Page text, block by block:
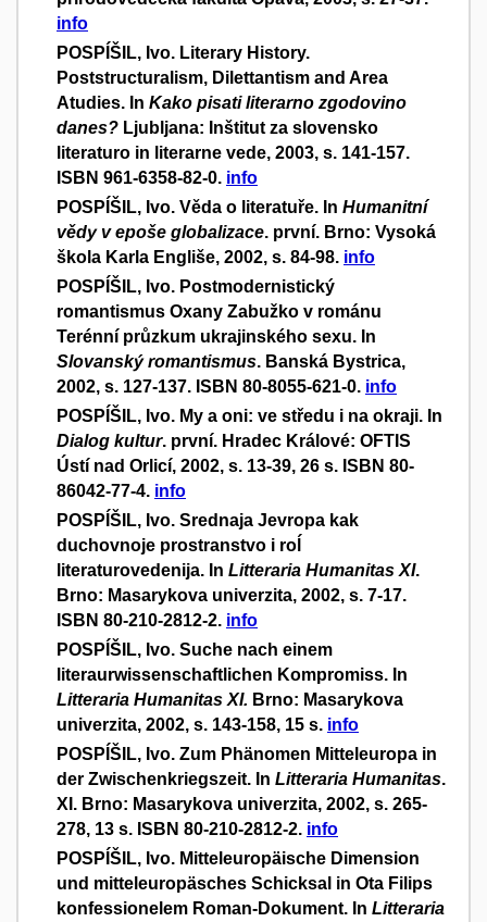
info
POSPÍŠIL, Ivo. Literary History.
Poststructuralism, Dilettantism and Area
Atudies. In Kako pisati literarno zgodovino
danes? Ljubljana: Inštitut za slovensko
literaturo in literarne vede, 2003, s. 141-157.
ISBN 961-6358-82-0. info
POSPÍŠIL, Ivo. Věda o literatuře. In Humanitní
vědy v epoše globalizace. první. Brno: Vysoká
škola Karla Engliše, 2002, s. 84-98. info
POSPÍŠIL, Ivo. Postmodernistický
romantismus Oxany Zabužko v románu
Terénní průzkum ukrajinského sexu. In
Slovanský romantismus. Banská Bystrica,
2002, s. 127-137. ISBN 80-8055-621-0. info
POSPÍŠIL, Ivo. My a oni: ve středu i na okraji. In
Dialog kultur. první. Hradec Králové: OFTIS
Ústí nad Orlicí, 2002, s. 13-39, 26 s. ISBN 80-
86042-77-4. info
POSPÍŠIL, Ivo. Srednaja Jevropa kak
duchovnoje prostranstvo i roĺ
literaturovedenija. In Litteraria Humanitas XI.
Brno: Masarykova univerzita, 2002, s. 7-17.
ISBN 80-210-2812-2. info
POSPÍŠIL, Ivo. Suche nach einem
literaurwissenschaftlichen Kompromiss. In
Litteraria Humanitas XI. Brno: Masarykova
univerzita, 2002, s. 143-158, 15 s. info
POSPÍŠIL, Ivo. Zum Phänomen Mitteleuropa in
der Zwischenkriegszeit. In Litteraria Humanitas.
XI. Brno: Masarykova univerzita, 2002, s. 265-
278, 13 s. ISBN 80-210-2812-2. info
POSPÍŠIL, Ivo. Mitteleuropäische Dimension
und mitteleuropäsches Schicksal in Ota Filips
konfessionelem Roman-Dokument. In Litteraria